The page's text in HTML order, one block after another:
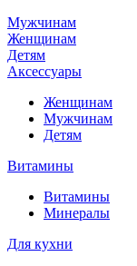
Мужчинам
Женщинам
Детям
Аксессуары
Женщинам
Мужчинам
Детям
Витамины
Витамины
Минералы
Для кухни